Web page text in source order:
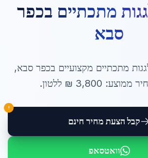
מתכתיים בכפר
סבא
מתכתיים מקצועיים בכפר סבא,
ממוצע: 3,800 ₪ ללטון.
קבל הצעת מחיר חינם
!
וואטסאפ